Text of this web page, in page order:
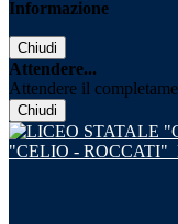
Informazione
Chiudi
Attendere...
Attendere il
Chiudi
"CELIO - ROCCATI"